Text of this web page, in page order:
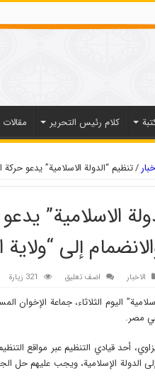
كلام رئيس التحرير مقالات
/تنظيم “الدولة الاسلامية” يدعو حركة
الاسلامية”
إلى “ولاية
الاخبار اضف تعليق 321 زيارة
اليوم الثلاثاء، جماعة الإخوان
في مصر.
أحد قيادي التنظيم عبر مواقع
الدولة الإسلامية، ويجب عليهم حل